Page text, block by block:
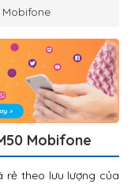
Mobifone
rẻ theo lưu lượng của